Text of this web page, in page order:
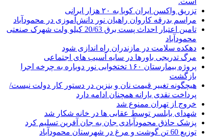
تزریق واکسن ایران کوبا به ۲۰ هزار ایرانی
مراسم بدرقه کاروان راهیان نور دانش‌آموزی در محمودآباد
تامین اعتبار احداث پست برق 20/63 کیلو ولت شهرک صنعتی
محمودآباد
دهکده سلامت در مازندران راه اندازی شود
مرگ تدریجی باورها در سایه آسیب های اجتماعی
پروژه بیمارستان ۱۶۰ تختخوابی نور دوباره به چرخه اجرا
بازگشت
هیچگونه تغییر قیمت نان و بنزین در دستور کار دولت نیست/
پرداخت نقدی یارانه همچنان ادامه دارد
خروج از تهران ممنوع شد
شهدای بابلسر توسط عقابی ها در خانه شکار شد
پزشک حاذق محمودآبادی جان به جان آفرین تسلیم کرد
توزیع 60 تن گوشت و مرغ در شهرستان محمودآباد